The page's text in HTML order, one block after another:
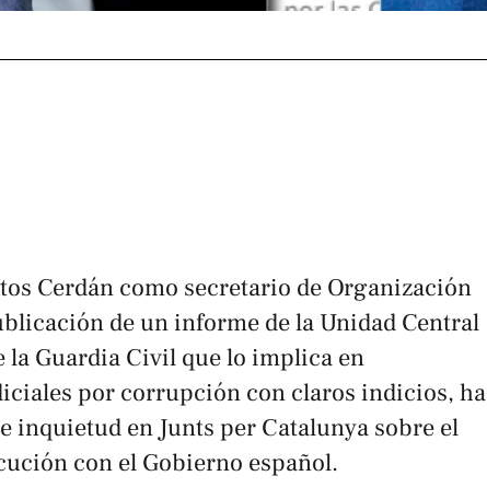
Cerdán como secretario de Organización
de un informe de la Unidad Central
la Guardia Civil que lo implica en
por corrupción con claros indicios, ha
inquietud en Junts per Catalunya sobre el
con el Gobierno español.